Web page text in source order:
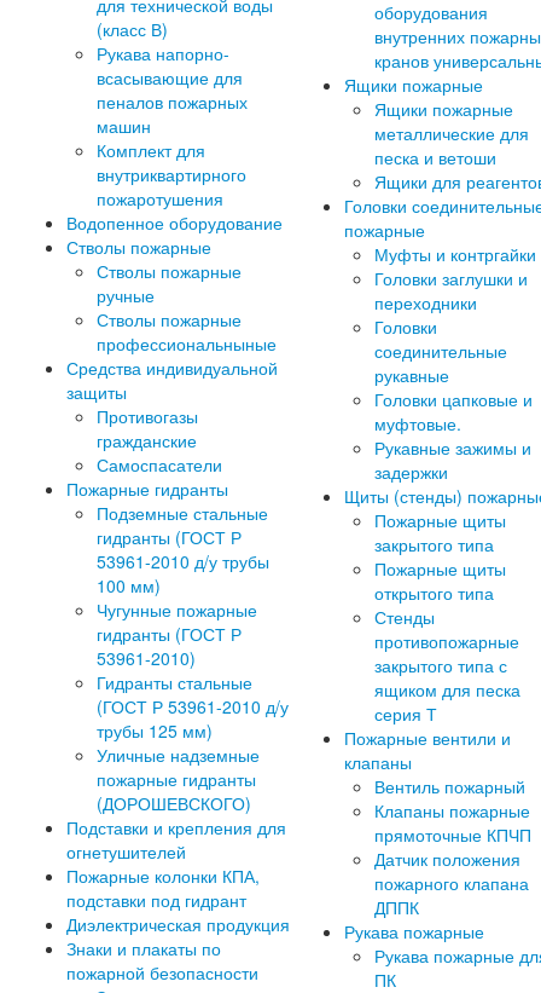
для технической воды
(класс В)
Рукава напорно-
всасывающие для
пеналов пожарных
машин
Комплект для
внутриквартирного
пожаротушения
Водопенное оборудование
Стволы пожарные
Стволы пожарные
ручные
Стволы пожарные
профессиональныные
Средства индивидуальной
защиты
Противогазы
гражданские
Самоспасатели
Пожарные гидранты
Подземные стальные
гидранты (ГОСТ Р
53961-2010 д/у трубы
100 мм)
Чугунные пожарные
гидранты (ГОСТ Р
53961-2010)
Гидранты стальные
(ГОСТ Р 53961-2010 д/у
трубы 125 мм)
Уличные надземные
пожарные гидранты
(ДОРОШЕВСКОГО)
Подставки и крепления для
огнетушителей
Пожарные колонки КПА,
подставки под гидрант
Диэлектрическая продукция
Знаки и плакаты по
пожарной безопасности
оборудования
внутренних
кранов
Ящики пожарные
Ящики пожарные
металлические для
песка и ветоши
Ящики для
Головки
пожарные
Муфты и контргайки
Головки заглушки и
переходники
Головки
соединительные
рукавные
Головки цапковые и
муфтовые.
Рукавные зажимы и
задержки
Щиты (стенды)
Пожарные щиты
закрытого типа
Пожарные щиты
открытого типа
Стенды
противопожарные
закрытого типа с
ящиком для песка
серия Т
Пожарные вентили и
клапаны
Вентиль пожарный
Клапаны пожарные
прямоточные КПЧП
Датчик положения
пожарного клапана
ДППК
Рукава пожарные
Рукава пожарные
ПК